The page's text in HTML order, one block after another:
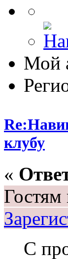
Мой
клубу
«
Гостям
С